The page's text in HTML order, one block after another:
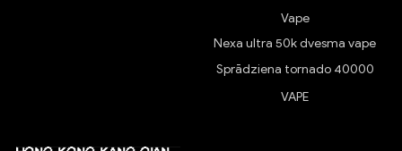
Vape
Nexa ultra 50k dvesma vape
Sprādziena tornado 40000
VAPE